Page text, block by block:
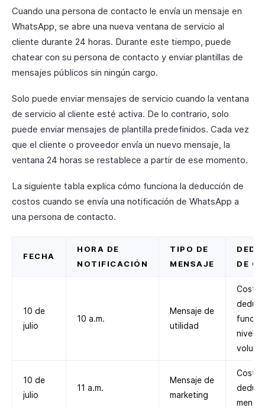
Cuando una persona de contacto le envía un mensaje en
WhatsApp, se abre una nueva ventana de servicio al
cliente durante 24 horas. Durante este tiempo, puede
chatear con su persona de contacto y enviar plantillas de
mensajes públicos sin ningún cargo.
Solo puede enviar mensajes de servicio cuando la ventana
de servicio al cliente esté activa. De lo contrario, solo
puede enviar mensajes de plantilla predefinidos. Cada vez
que el cliente o proveedor envía un nuevo mensaje, la
ventana 24 horas se restablece a partir de ese momento.
La siguiente tabla explica cómo funciona la deducción de
costos cuando se envía una notificación de WhatsApp a
una persona de contacto.
FECHA
HORA DE
NOTIFICACIÓN
TIPO DE
MENSAJE
DE
10 de
julio
10 a.m.
Mensaje de
utilidad
Costo
nivel
10 de
julio
11 a.m.
Mensaje de
marketing
Costo